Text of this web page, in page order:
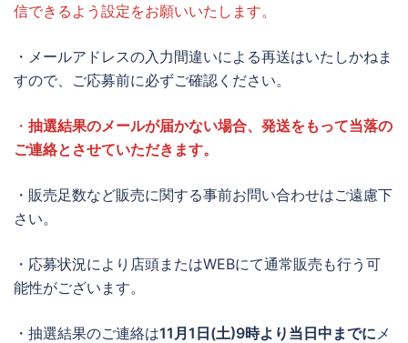
信できるよう設定をお願いいたします。
・メールアドレスの入力間違いによる再送はいたしかねま
すので、ご応募前に必ずご確認ください。
・ 抽選結果のメールが届かない場合、発送をもって当落の
ご連絡とさせていただきます。
・販売足数など販売に関する事前お問い合わせはご遠慮下
さい。
・応募状況により店頭またはWEBにて通常販売も行う可
能性がございます。
・抽選結果のご連絡は11月1日(土)9時より当日中までに メ